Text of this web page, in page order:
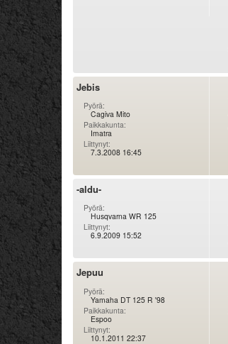
Jebis
Pyörä:
Cagiva Mito
Paikkakunta:
Imatra
Liittynyt:
7.3.2008 16:45
-aldu-
Pyörä:
Husqvarna WR 125
Liittynyt:
6.9.2009 15:52
Jepuu
Pyörä:
Yamaha DT 125 R '98
Paikkakunta:
Espoo
Liittynyt:
10.1.2011 22:37